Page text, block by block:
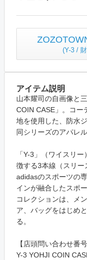
(Y-3 /
アイテム説明
山本耀司の自画像と
COIN CASE」。コー
地を使用した、防水
同シリーズのアパレ
「Y-3」（ワイスリ
徴する3本線（スリー
adidasのスポーツの
インが融合したスポ
コレクションは、メ
ア、バッグをはじめ
る。
【店頭問い合わせ番号
Y-3 YOHJI COIN